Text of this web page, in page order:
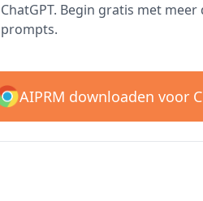
ChatGPT. Begin gratis met meer
prompts.
AIPRM downloaden voor